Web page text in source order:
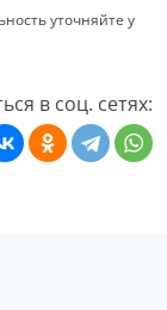
уточняйте у
в соц. сетях: